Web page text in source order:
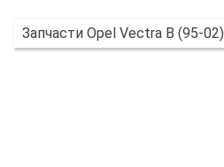
Запчасти Opel Vectra B (95-02)